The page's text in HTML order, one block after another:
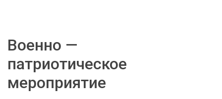
Военно —
патриотическое
мероприятие